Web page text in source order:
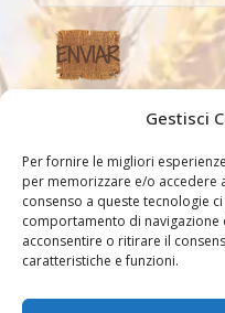
Gestisci
Per fornire le migliori
per memorizzare e/o accedere
consenso a queste tecnologie
comportamento di navigazione
acconsentire o ritirare il
caratteristiche e funzioni.